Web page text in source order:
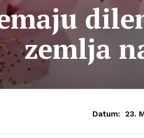
zemlja
Datum: 23.